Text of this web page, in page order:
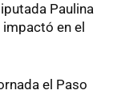
Paulina
en el
el Paso